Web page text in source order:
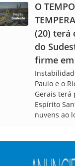
O
(20) terá
do
firme
Paulo e o
Gerais terá
Espírito
nuvens ao